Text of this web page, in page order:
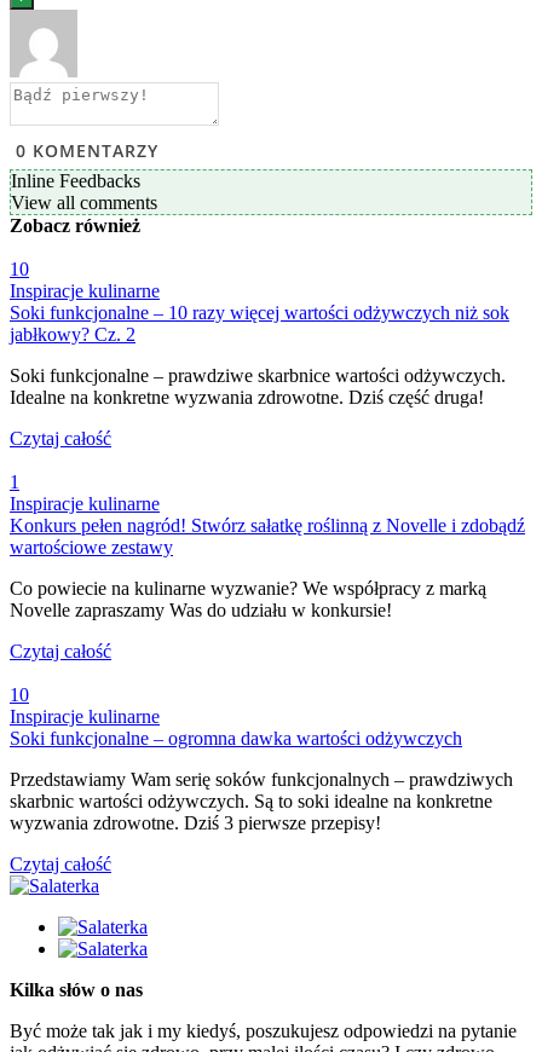
0 KOMENTARZY
Inline Feedbacks
View all comments
Zobacz również
10
Inspiracje kulinarne
Soki funkcjonalne – 10 razy więcej wartości odżywczych niż sok
jabłkowy? Cz. 2
Soki funkcjonalne – prawdziwe skarbnice wartości odżywczych.
Idealne na konkretne wyzwania zdrowotne. Dziś część druga!
Czytaj całość
1
Inspiracje kulinarne
Konkurs pełen nagród! Stwórz sałatkę roślinną z Novelle i zdobądź
wartościowe zestawy
Co powiecie na kulinarne wyzwanie? We współpracy z marką
Novelle zapraszamy Was do udziału w konkursie!
Czytaj całość
10
Inspiracje kulinarne
Soki funkcjonalne – ogromna dawka wartości odżywczych
Przedstawiamy Wam serię soków funkcjonalnych – prawdziwych
skarbnic wartości odżywczych. Są to soki idealne na konkretne
wyzwania zdrowotne. Dziś 3 pierwsze przepisy!
Czytaj całość
Kilka słów o nas
Być może tak jak i my kiedyś, poszukujesz odpowiedzi na pytanie